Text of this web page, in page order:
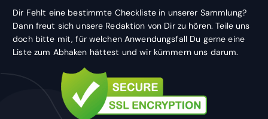
Dir Fehlt eine bestimmte Checkliste in unserer Sammlung?
Dann freut sich unsere Redaktion von Dir zu hören. Teile uns
doch bitte mit, für welchen Anwendungsfall Du gerne eine
Liste zum Abhaken hättest und wir kümmern uns darum.